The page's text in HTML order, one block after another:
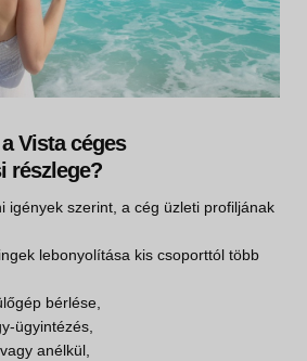
Vista céges
részlege?
igények szerint, a cég üzleti profiljának
lebonyolítása kis csoporttól több
bérlése,
ügyintézés,
anélkül,